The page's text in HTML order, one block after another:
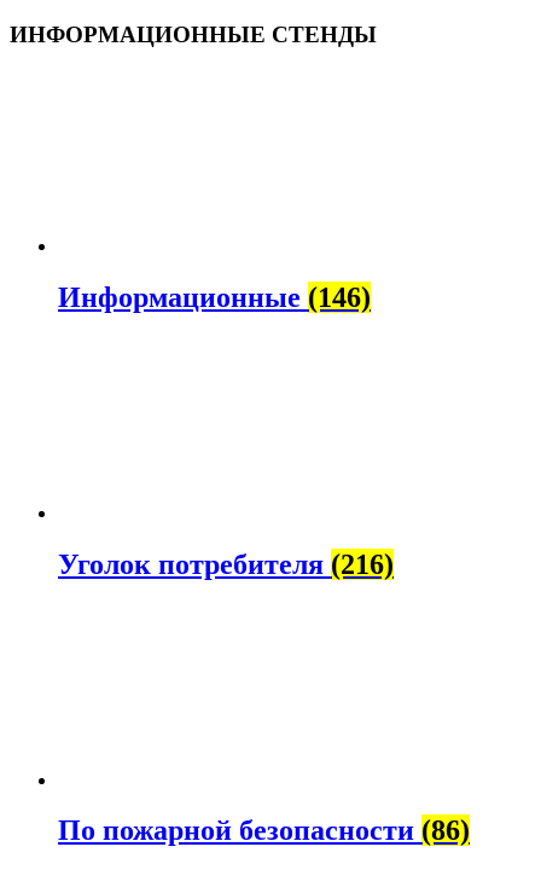
ИНФОРМАЦИОННЫЕ СТЕНДЫ
Информационные (146)
Уголок потребителя (216)
По пожарной безопасности (86)